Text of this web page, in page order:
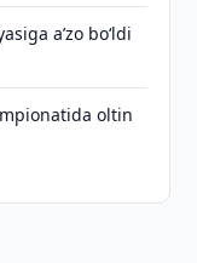
aʼzo bo‘ldi
oltin